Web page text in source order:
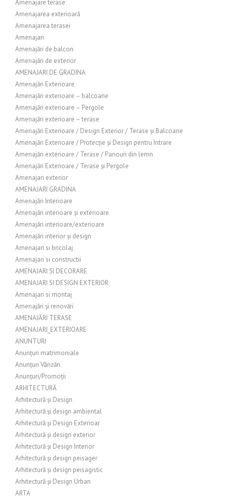
Amenajare terase
Amenajarea exterioară
Amenajarea terasei
Amenajari
Amenajări de balcon
Amenajări de exterior
AMENAJARI DE GRADINA
Amenajări Exterioare
Amenajări exterioare – balcoane
Amenajări exterioare – Pergole
Amenajări exterioare – terase
Amenajări Exterioare / Design Exterior / Terase și Balcoane
Amenajări Exterioare / Protecție și Design pentru Intrare
Amenajări exterioare / Terase / Panouri din lemn
Amenajări Exterioare / Terase și Pergole
Amenajari exterior
AMENAJARI GRADINA
Amenajări Interioare
Amenajări interioare și exterioare
Amenajări interioare/exterioare
Amenajări interior și design
Amenajari si bricolaj
Amenajari si constructii
AMENAJARI SI DECORARE
AMENAJARI SI DESIGN EXTERIOR
Amenajari si montaj
Amenajări și renovări
AMENAJĂRI TERASE
AMENAJARI_EXTERIOARE
ANUNTURI
Anunțuri matrimoniale
Anunțuri Vânzări
Anunțuri/Promoții
ARHITECTURĂ
Arhitectură și Design
Arhitectură și design ambiental
Arhitectură și Design Exterioar
Arhitectură și design exterior
Arhitectură și Design Interior
Arhitectură și design peisager
Arhitectură și design peisagistic
Arhitectură și Design Urban
ARTA